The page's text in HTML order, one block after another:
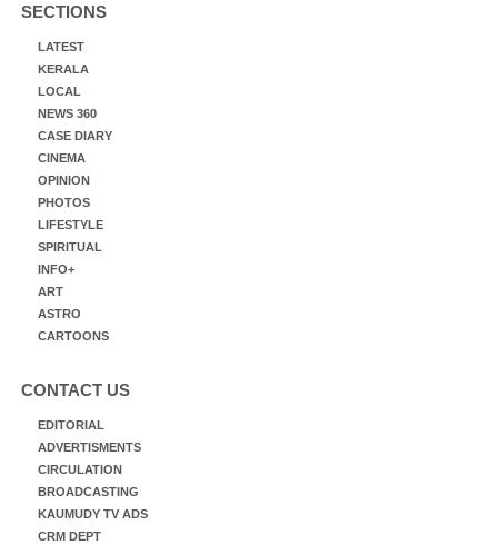
SECTIONS
LATEST
KERALA
LOCAL
NEWS 360
CASE DIARY
CINEMA
OPINION
PHOTOS
LIFESTYLE
SPIRITUAL
INFO+
ART
ASTRO
CARTOONS
CONTACT US
EDITORIAL
ADVERTISMENTS
CIRCULATION
BROADCASTING
KAUMUDY TV ADS
CRM DEPT